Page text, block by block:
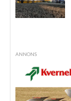
ANNONS